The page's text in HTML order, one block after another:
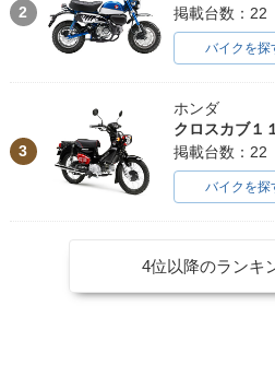
2
掲載台数：22
バイクを探
3
ホンダ
クロスカブ１
掲載台数：22
バイクを探
4位以降のランキ